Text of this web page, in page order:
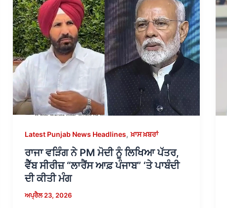
Latest Punjab News Headlines,ਖ਼ਾਸ ਖ਼ਬਰਾਂ
ਰਾਜਾ ਵੜਿੰਗ ਨੇ PM ਮੋਦੀ ਨੂੰ ਲਿਖਿਆ ਪੱਤਰ,
ਵੈੱਬ ਸੀਰੀਜ਼ “ਲਾਰੈਂਸ ਆਫ਼ ਪੰਜਾਬ” ‘ਤੇ ਪਾਬੰਦੀ
ਦੀ ਕੀਤੀ ਮੰਗ
ਅਪ੍ਰੈਲ 23, 2026